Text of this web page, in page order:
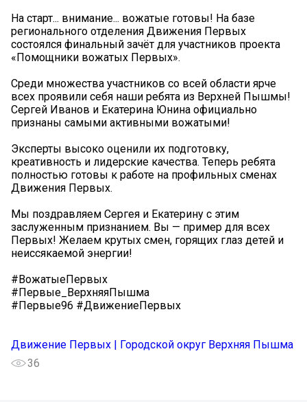
На старт... внимание... вожатые готовы! На базе
регионального отделения Движения Первых
состоялся финальный зачёт для участников проекта
«Помощники вожатых Первых».
Среди множества участников со всей области ярче
всех проявили себя наши ребята из Верхней Пышмы!
Сергей Иванов и Екатерина Юнина официально
признаны самыми активными вожатыми!
Эксперты высоко оценили их подготовку,
креативность и лидерские качества. Теперь ребята
полностью готовы к работе на профильных сменах
Движения Первых.
Мы поздравляем Сергея и Екатерину с этим
заслуженным признанием. Вы — пример для всех
Первых! Желаем крутых смен, горящих глаз детей и
неиссякаемой энергии! ️
#ВожатыеПервых
#Первые_ВерхняяПышма
#Первые96 #ДвижениеПервых
Движение Первых | Городской округ Верхняя Пышма
36